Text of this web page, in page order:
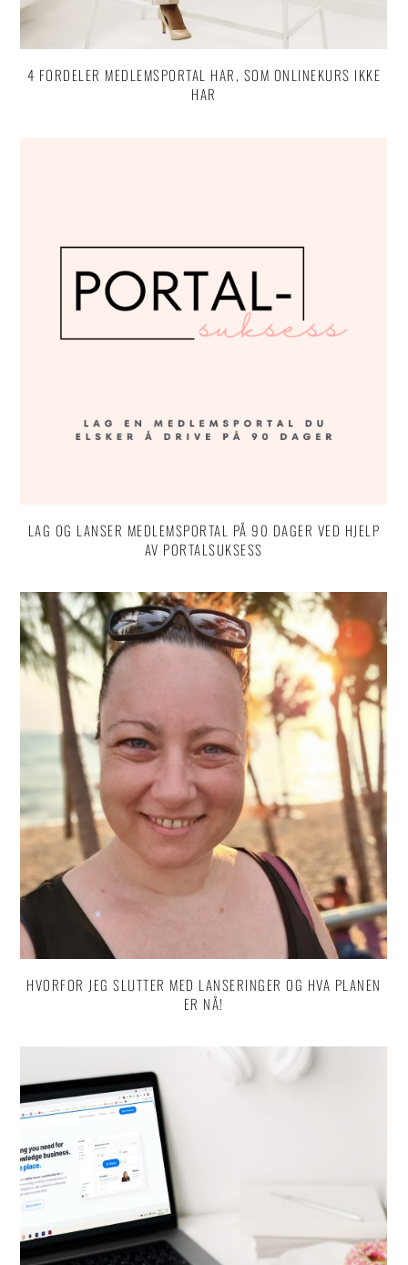
4 FORDELER MEDLEMSPORTAL HAR, SOM ONLINEKURS IKKE
HAR
LAG OG LANSER MEDLEMSPORTAL PÅ 90 DAGER VED HJELP
AV PORTALSUKSESS
HVORFOR JEG SLUTTER MED LANSERINGER OG HVA PLANEN
ER NÅ!